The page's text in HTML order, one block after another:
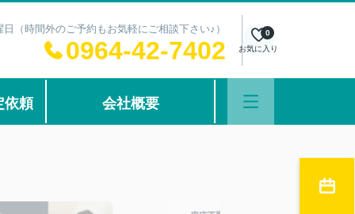
（時間外のご予約もお気軽にご相談下さい♪）
0964-42-7402 お気に入り
0
依頼 会社概要